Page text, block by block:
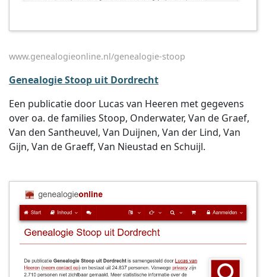
www.genealogieonline.nl/genealogie-stoop
Genealogie Stoop uit Dordrecht
Een publicatie door Lucas van Heeren met gegevens
over oa. de families Stoop, Onderwater, Van de Graef,
Van den Santheuvel, Van Duijnen, Van der Lind, Van
Gijn, Van de Graeff, Van Nieustad en Schuijl.